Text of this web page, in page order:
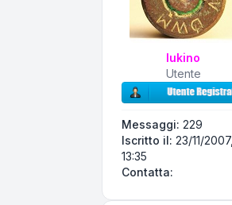
lukino
Utente
Messaggi: 229
Iscritto il: 23/11/2007,
13:35
Contatta: